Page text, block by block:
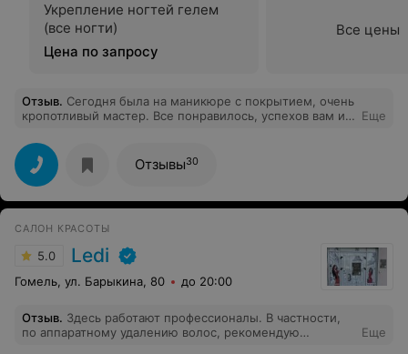
Укрепление ногтей гелем
(все ногти)
Цена по запросу
Все цены
Отзыв. Сегодня была на маникюре с покрытием, очень
кропотливый мастер. Все понравилось, успехов вам и
Еще
Отзывы30
САЛОН КРАСОТЫ
5.0 Ledi
Гомель, ул. Барыкина, 80 до 20:00
Отзыв. Здесь работают профессионалы. В частности,
по аппаратному удалению волос, рекомендую
Еще